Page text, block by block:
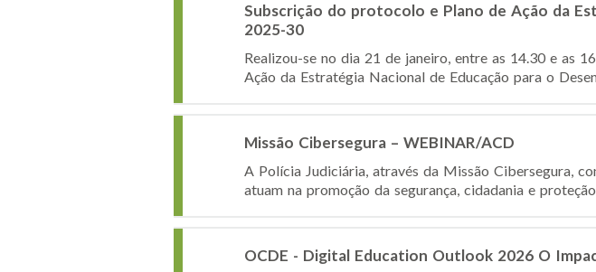
Subscrição do protocolo e Plano de Ação da
2025-30
Realizou-se no dia 21 de janeiro, entre as 14.30 e as
Ação da Estratégia Nacional de Educação para o
Missão Cibersegura – WEBINAR/ACD
A Polícia Judiciária, através da Missão Cibersegura,
atuam na promoção da segurança, cidadania e
OCDE - Digital Education Outlook 2026 O